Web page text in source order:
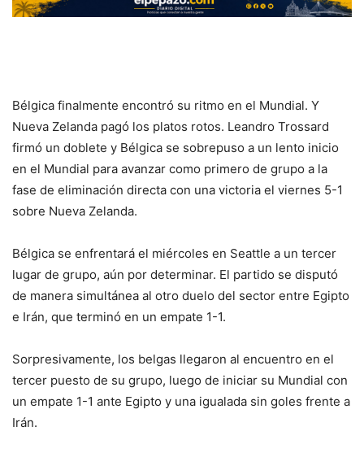
Bélgica finalmente encontró su ritmo en el Mundial. Y
Nueva Zelanda pagó los platos rotos. Leandro Trossard
firmó un doblete y Bélgica se sobrepuso a un lento inicio
en el Mundial para avanzar como primero de grupo a la
fase de eliminación directa con una victoria el viernes 5-1
sobre Nueva Zelanda.
Bélgica se enfrentará el miércoles en Seattle a un tercer
lugar de grupo, aún por determinar. El partido se disputó
de manera simultánea al otro duelo del sector entre Egipto
e Irán, que terminó en un empate 1-1.
Sorpresivamente, los belgas llegaron al encuentro en el
tercer puesto de su grupo, luego de iniciar su Mundial con
un empate 1-1 ante Egipto y una igualada sin goles frente a
Irán.